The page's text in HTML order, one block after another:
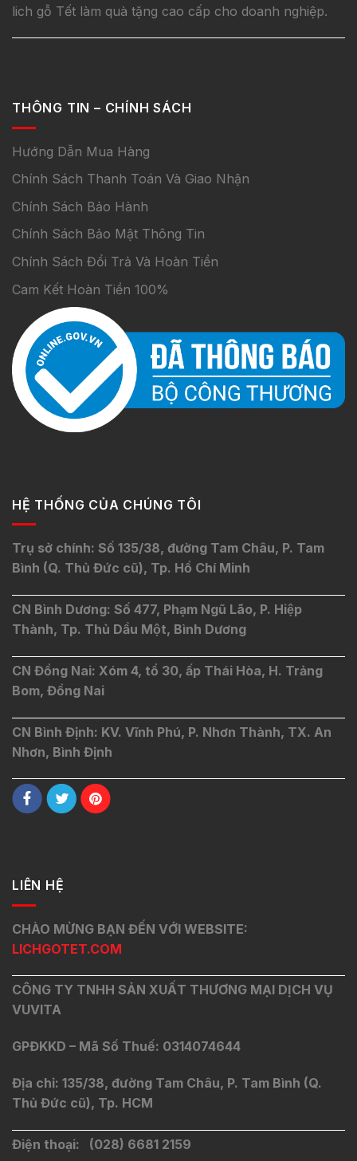
lich gỗ Tết làm quà tặng cao cấp cho doanh nghiệp.
THÔNG TIN – CHÍNH SÁCH
Hướng Dẫn Mua Hàng
Chính Sách Thanh Toán Và Giao Nhận
Chính Sách Bảo Hành
Chính Sách Bảo Mật Thông Tin
Chính Sách Đổi Trả Và Hoàn Tiền
Cam Kết Hoàn Tiền 100%
HỆ THỐNG CỦA CHÚNG TÔI
Trụ sở chính: Số 135/38, đường Tam Châu, P. Tam
Bình (Q. Thủ Đức cũ), Tp. Hồ Chí Minh
CN Bình Dương: Số 477, Phạm Ngũ Lão, P. Hiệp
Thành, Tp. Thủ Dầu Một, Bình Dương
CN Đồng Nai: Xóm 4, tổ 30, ấp Thái Hòa, H. Trảng
Bom, Đồng Nai
CN Bình Định: KV. Vĩnh Phú, P. Nhơn Thành, TX. An
Nhơn, Bình Định
LIÊN HỆ
CHÀO MỪNG BẠN ĐẾN VỚI WEBSITE:
LICHGOTET.COM
CÔNG TY TNHH SẢN XUẤT THƯƠNG MẠI DỊCH VỤ
VUVITA
GPĐKKD – Mã Số Thuế: 0314074644
Địa chỉ: 135/38, đường Tam Châu, P. Tam Bình (Q.
Thủ Đức cũ), Tp. HCM
Điện thoại: (028) 6681 2159